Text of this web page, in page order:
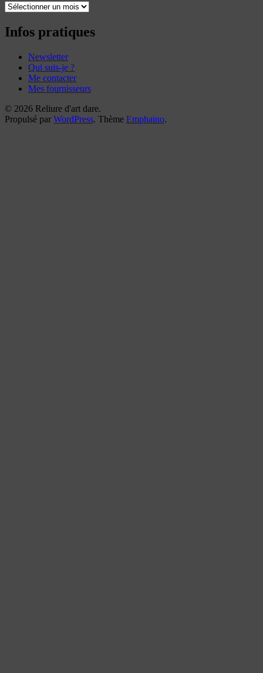
Toutes
reliures
Infos pratiques
Newsletter
Qui suis-je ?
Me contacter
Mes fournisseurs
© 2026 Reliure d'art dare.
Propulsé par WordPress. Thème Emphaino.